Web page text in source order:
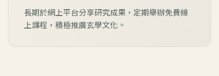
長期於網上平台分享研究成果，定期舉辦免費線
上課程，積極推廣玄學文化。